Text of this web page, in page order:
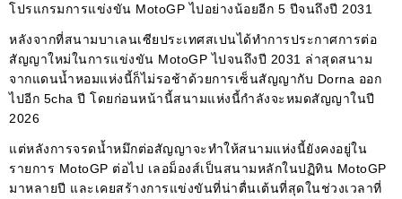
โปรแกรมการแข่งขัน MotoGP ไปอย่างน้อยอีก 5 ปีจนถึงปี 2031
หลังจากที่สนามบาเลนเซียประเทศสเปนได้ทำการประกาศการต่อ
สัญญาใหม่ในการแข่งขัน MotoGP ไปจนถึงปี 2031 ล่าสุดสนาม
จากแดนน้ำหอมแห่งนี้ก็ไม่รอช้าด้วยการเซ็นสัญญากับ Dorna ออก
ไปอีก 5cha ปี โดยก่อนหน้านี้สนามแห่งนี้กำลังจะหมดสัญญาในปี
2026
แต่หลังการจรดน้ำหมึกต่อสัญญาจะทำให้สนามแห่งนี้ยังคงอยู่ใน
รายการ MotoGP ต่อไป เลอม็องส์เป็นสนามหลักในปฏิทิน MotoGP
มาหลายปี และเคยสร้างการแข่งขันที่น่าตื่นเต้นที่สุดในช่วงเวลาที่